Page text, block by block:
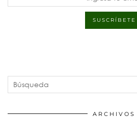
ARCHIVOS